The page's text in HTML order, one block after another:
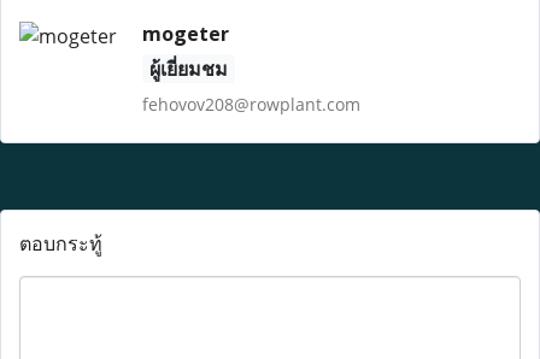
mogeter
ผู้เยี่ยมชม
fehovov208@rowplant.com
ตอบกระทู้